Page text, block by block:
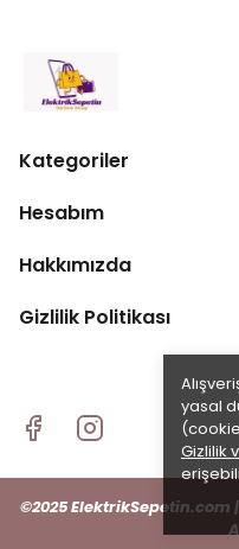
yasal
Gizlilik
Kategoriler
Hesabım
Hakkımızda
Gizlilik Politikası
©2025